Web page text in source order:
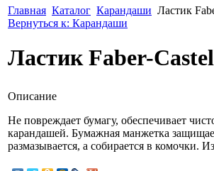
Главная Каталог Карандаши Ластик
Вернуться к: Карандаши
Ластик Faber-
Описание
Не повреждает бумагу, обеспечивает
карандашей. Бумажная манжетка
размазывается, а собирается в комочки.